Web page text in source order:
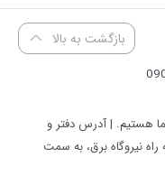
صنعتی
بازگشت به بالا
الی 18 پاسخگوی شما هستیم. | آدرس دفتر و
نیروگاه برق، به سمت